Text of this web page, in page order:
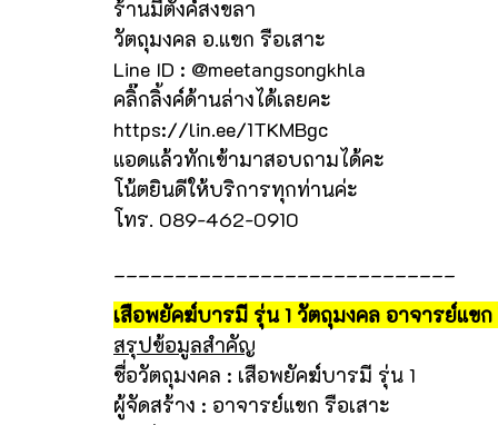
ร้านมีตังค์สงขลา
วัตถุมงคล อ.แขก รือเสาะ
Line ID : @meetangsongkhla
คลิ๊กลิ้งค์ด้านล่างได้เลยคะ
https://lin.ee/1TKMBgc
แอดแล้วทักเข้ามาสอบถามได้คะ
โน้ตยินดีให้บริการทุกท่านค่ะ
โทร. 089-462-0910
เสือพยัคฆ์บารมี รุ่น 1 วัตถุมงคล อาจารย์แขก
สรุปข้อมูลสำคัญ
ชื่อวัตถุมงคล : เสือพยัคฆ์บารมี รุ่น 1
ผู้จัดสร้าง : อาจารย์แขก รือเสาะ